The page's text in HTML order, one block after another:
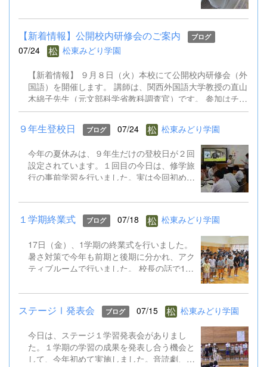
はオンライン役員会も実施し、２学期の全校
遊びについて意見交換しました。先生方も校
内研修会を行ったり、教育委員会の研修会に
出かけたりしています。 あと半分の夏休み
【新着情報】公開校内研修会のご案内 ブログ
07/24 松東みどり学園
【新着情報】 ９月８日（火）本校にて公開校内研修会（外
国語）を開催します。 講師は、関西外国語大学教授の直山
木綿子先生（元文部科学省教科調査官）です。 参加はチラ
シのQRコードからお申込みください。 9.8公開校内研修会
（外国語）案内チラシ.pdf
９年生登校日 ブログ 07/24 松東みどり学園
今年の夏休みは、９年生だけの登校日が２回
設定されています。１回目の今日は、修学旅
行の事前学習を行いました。実は今回初めて
行くことになっています。そこでは、英語を
ふんだんに使って海外体験を積むものです。
今日はALTとともに、そのプチ体験を味わい
ってきたら英語がペラペラになっていると思
います!
１学期終業式 ブログ 07/18 松東みどり学園
17日（金）、1学期の終業式を行いました。
暑さ対策で今年も前期と後期に分かれ、アク
ティブルームで行いました。 校長の話で1学
導の話では校下で起こった先日の水難事故も
引き合いに、自分の命を守る行動やSNSでの
トラブル防止など確認しました。 そして、
期課程からはメッセージの贈呈もありまし
た。 夏休み明け、また元気に会えることを
楽しみにしています。 保護者や地域の皆様
ステージⅠ発表会 ブログ 07/15 松東みどり学園
今日は、ステージ１学習発表会がありまし
た。１学期の学習の成果を発表し合う機会と
して、今年初めて実施しました。音読劇、合